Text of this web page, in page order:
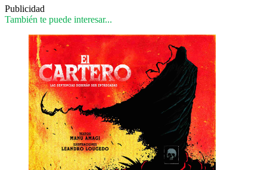
Publicidad
También te puede interesar...